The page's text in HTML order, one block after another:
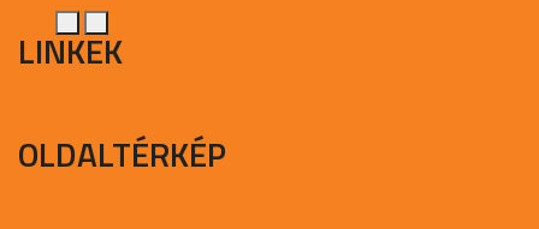
LINKEK
OLDALTÉRKÉP